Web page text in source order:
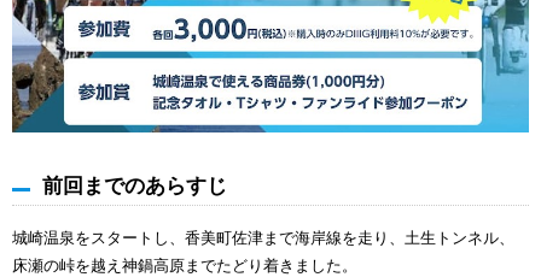
前回までのあらすじ
城崎温泉をスタートし、香美町佐津まで海岸線を走り、土生トンネル、
床瀬の峠を越え神鍋高原までたどり着きました。